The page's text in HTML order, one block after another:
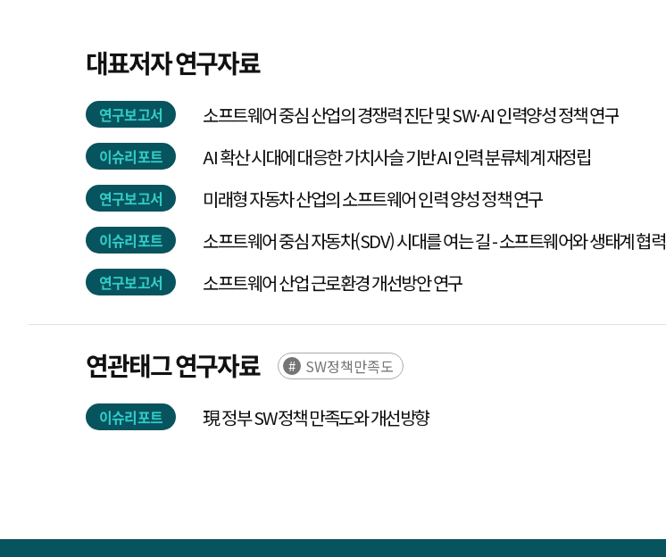
대표저자 연구자료
연구보고서 소프트웨어 중심 산업의 경쟁력 진단 및 SW·AI 인력양성 정책 연구
이슈리포트 AI 확산 시대에 대응한 가치사슬 기반 AI 인력 분류체계 재정립
연구보고서 미래형 자동차 산업의 소프트웨어 인력 양성 정책 연구
이슈리포트 소프트웨어 중심 자동차(SDV) 시대를 여는 길 - 소프트웨어와 생태계 협력
연구보고서 소프트웨어 산업 근로환경 개선방안 연구
연관태그 연구자료 SW정책만족도
이슈리포트 現 정부 SW정책 만족도와 개선방향